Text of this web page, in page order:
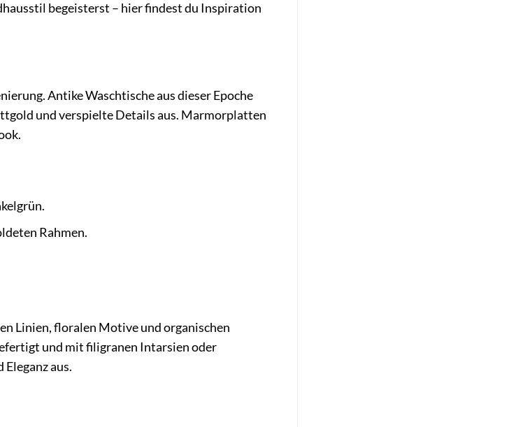
begeisterst – hier findest du Inspiration
Antike Waschtische aus dieser Epoche
und verspielte Details aus. Marmorplatten
Rahmen.
Linien, floralen Motive und organischen
und mit filigranen Intarsien oder
aus.